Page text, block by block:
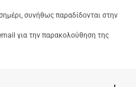
συνήθως παραδίδονται στην
για την παρακολούθηση της